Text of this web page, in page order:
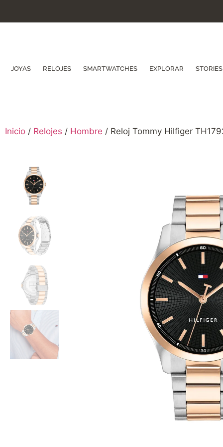
JOYAS RELOJES SMARTWATCHES EXPLORAR STORIES
Inicio / Relojes / Hombre / Reloj Tommy Hilfiger